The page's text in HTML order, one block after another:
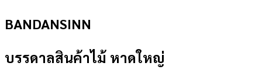
BANDANSINN
บรรดาลสินค้าไม้ หาดใหญ่